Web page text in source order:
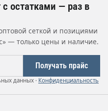
остатками — раз в
сеткой и позициями
— только цены и наличие.
Получать прайс
данных · Конфиденциальность